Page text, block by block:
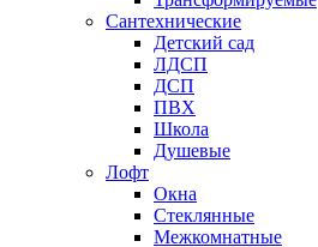
Сантехнические
Детский сад
ЛДСП
ДСП
ПВХ
Школа
Душевые
Лофт
Окна
Стеклянные
Межкомнатные